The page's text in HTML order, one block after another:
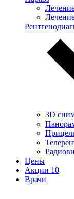
3D
Цены
Акции 10
Врачи